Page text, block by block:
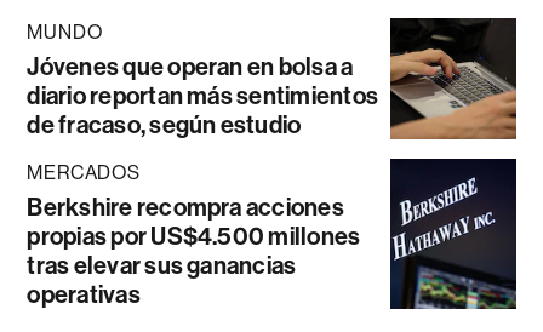
MUNDO
Jóvenes que operan en bolsa a
diario reportan más sentimientos
de fracaso, según estudio
MERCADOS
Berkshire recompra acciones
propias por US$4.500 millones
tras elevar sus ganancias
operativas